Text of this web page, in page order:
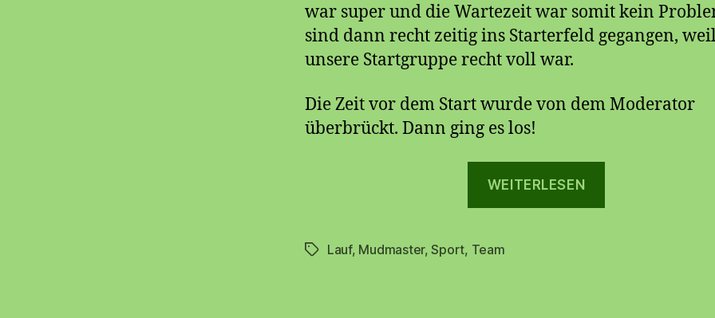
war super und die Wartezeit war somit kein
sind dann recht zeitig ins Starterfeld gegangen,
unsere Startgruppe recht voll war.
Die Zeit vor dem Start wurde von dem Moderator
überbrückt. Dann ging es los!
WEITERLESEN
Schlagwörter
Lauf, Mudmaster,Sport, Team